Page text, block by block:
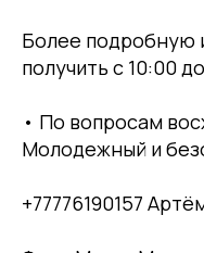
Более
получить с 10:00
• По вопросам
Молодежный и
+77776190157